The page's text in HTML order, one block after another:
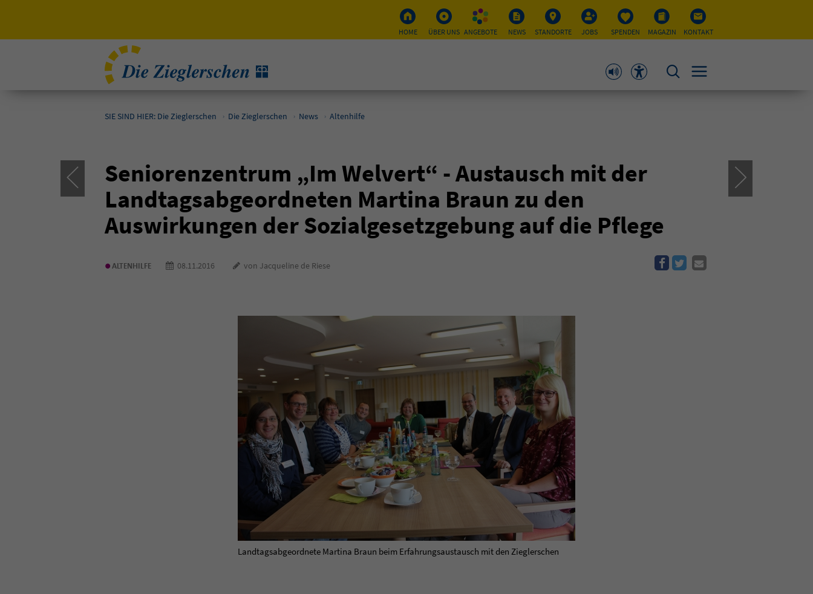
HOME ÜBER UNS ANGEBOTE NEWS STANDORTE JOBS SPENDEN MAGAZIN KONTAKT
SIE SIND HIER: Die Zieglerschen Die Zieglerschen News Altenhilfe
Seniorenzentrum „Im Welvert“ - Austausch mit der
Landtagsabgeordneten Martina Braun zu den
Auswirkungen der Sozialgesetzgebung auf die Pflege
•ALTENHILFE 08.11.2016 von Jacqueline de Riese
Landtagsabgeordnete Martina Braun beim Erfahrungsaustausch mit den Zieglerschen